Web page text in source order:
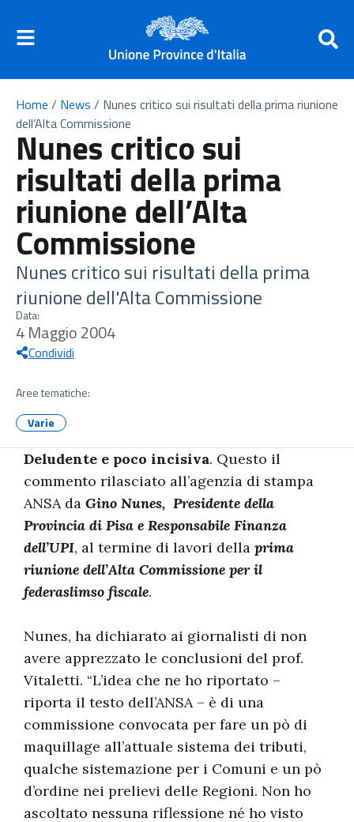
Home / News / Nunes critico sui risultati della prima riunione
dell’Alta Commissione
Nunes critico sui
risultati della prima
riunione dell’Alta
Commissione
Nunes critico sui risultati della prima
riunione dell'Alta Commissione
Data:
4 Maggio 2004
Condividi
Aree tematiche:
Varie
Deludente e poco incisiva. Questo il
commento rilasciato all’agenzia di stampa
ANSA da Gino Nunes, Presidente della
Provincia di Pisa e Responsabile Finanza
dell’UPI, al termine di lavori della prima
riunione dell’Alta Commissione per il
federaslimso fiscale.
Nunes, ha dichiarato ai giornalisti di non
avere apprezzato le conclusioni del prof.
Vitaletti. “L’idea che ne ho riportato –
riporta il testo dell’ANSA – è di una
commissione convocata per fare un pò di
maquillage all’attuale sistema dei tributi,
qualche sistemazione per i Comuni e un pò
d’ordine nei prelievi delle Regioni. Non ho
ascoltato nessuna riflessione né ho visto